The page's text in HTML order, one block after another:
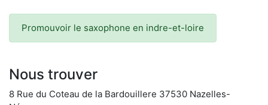
Promouvoir le saxophone en indre-et-loire
Nous trouver
8 Rue du Coteau de la Bardouillere 37530 Nazelles-